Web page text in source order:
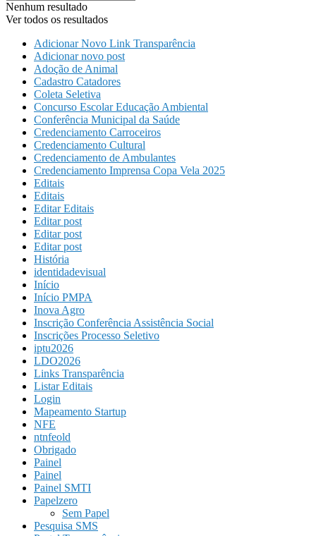
Nenhum resultado
Ver todos os resultados
Adicionar Novo Link Transparência
Adicionar novo post
Adoção de Animal
Cadastro Catadores
Coleta Seletiva
Concurso Escolar Educação Ambiental
Conferência Municipal da Saúde
Credenciamento Carroceiros
Credenciamento Cultural
Credenciamento de Ambulantes
Credenciamento Imprensa Copa Vela 2025
Editais
Editais
Editar Editais
Editar post
Editar post
Editar post
História
identidadevisual
Início
Início PMPA
Inova Agro
Inscrição Conferência Assistência Social
Inscrições Processo Seletivo
iptu2026
LDO2026
Links Transparência
Listar Editais
Login
Mapeamento Startup
NFE
ntnfeold
Obrigado
Painel
Painel
Painel SMTI
Papelzero
Sem Papel
Pesquisa SMS